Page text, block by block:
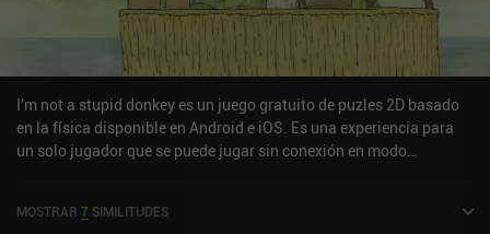
I'm not a stupid donkey es un juego gratuito de puzles 2D basado
en la física disponible en Android e iOS. Es una experiencia para
un solo jugador que se puede jugar sin conexión en modo
MOSTRAR 7 SIMILITUDES